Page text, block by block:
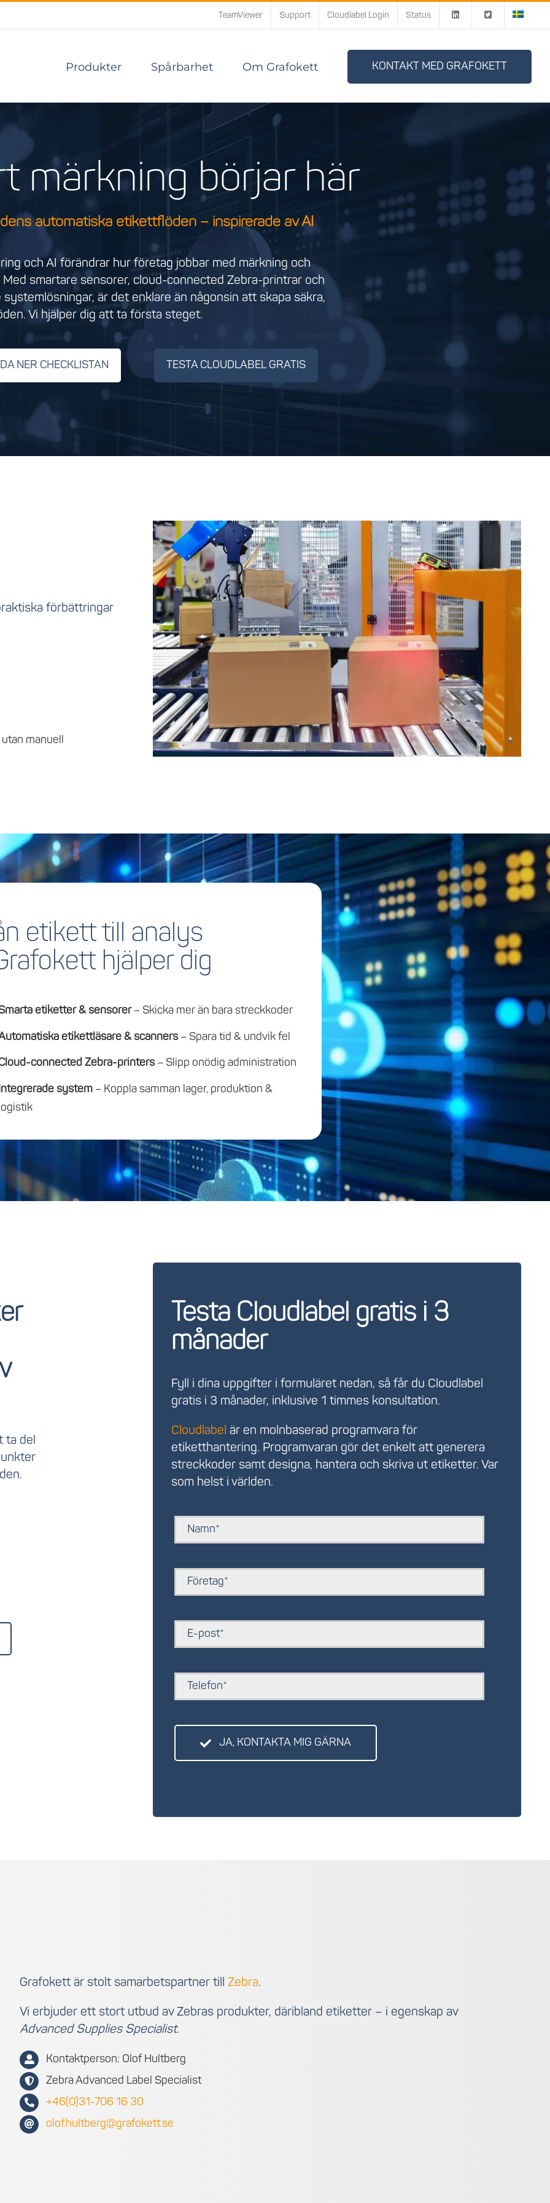
TeamViewer Support Cloudlabel Login Status
Produkter Spårbarhet Om Grafokett KONTAKT MED GRAFOKETT
märkning börjar här
automatiska etikettflöden – inspirerade av AI
och AI förändrar hur företag jobbar med märkning och
Med smartare sensorer, cloud-connected Zebra-printrar och
är det enklare än någonsin att skapa säkra,
Vi hjälper dig att ta första steget.
NER CHECKLISTAN TESTA CLOUDLABEL GRATIS
förbättringar
manuell
etikett till analys
hjälper dig
etiketter & sensorer– Skicka mer än bara streckkoder
etikettläsare & scanners – Spara tid & undvik fel
connected Zebra-printers – Slipp onödig administration
system – Koppla samman lager, produktion &
ta del
Testa Cloudlabel gratis i 3
månader
Fyll i dina uppgifter i formuläret nedan, så får du Cloudlabel
gratis i 3 månader, inklusive 1 timmes konsultation.
Cloudlabel är en molnbaserad programvara för
etiketthantering. Programvaran gör det enkelt att generera
streckkoder samt designa, hantera och skriva ut etiketter. Var
som helst i världen.
JA, KONTAKTA MIG GÄRNA
Grafokett är stolt samarbetspartner tillZebra.
Vi erbjuder ett stort utbud av Zebras produkter, däribland etiketter – i egenskap av
Advanced Supplies Specialist.
Kontaktperson: Olof Hultberg
Zebra Advanced Label Specialist
+46(0)31-706 16 30
olof.hultberg@grafokett.se